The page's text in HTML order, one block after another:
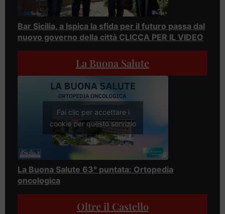
Bar Sicilia, a Ispica la sfida per il futuro passa dal
nuovo governo della città CLICCA PER IL VIDEO
La Buona Salute
Fai clic per accettare i
cookie per questo servizio
La Buona Salute 63° puntata: Ortopedia
oncologica
Oltre il Castello